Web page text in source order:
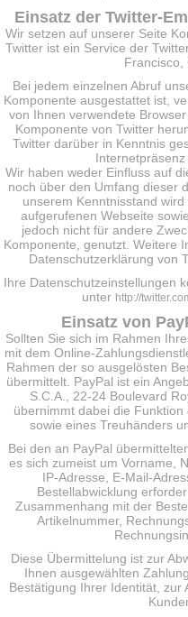
Einsatz der Twitter-
Wir setzen auf unserer Seite
Twitter ist ein Service der
Francisco,
Bei jedem einzelnen Abruf
Komponente ausgestattet ist,
von Ihnen verwendete
Komponente von Twitter
Twitter darüber in Kenntnis
Internetpräsenz
Wir haben weder Einfluss auf
noch über den Umfang dieser
unserem Kenntnisstand
aufgerufenen Webseite
jedoch nicht für andere
Komponente, genutzt. Weitere
Datenschutzerklärung von
Ihre Datenschutzeinstellungen
unter http://
Einsatz von
Sollten Sie sich im Rahmen
mit dem Online-
Rahmen der so ausgelösten
übermittelt. PayPal ist ein
S.C.A., 22-24 Boulevard
übernimmt dabei die
sowie eines Treuhänders
Bei den an PayPal
es sich zumeist um Vorname,
IP-Adresse, E-Mail-
Bestellabwicklung
Zusammenhang mit der
Artikelnummer,
Diese Übermittelung ist zur
Ihnen ausgewählten
Bestätigung Ihrer Identität,